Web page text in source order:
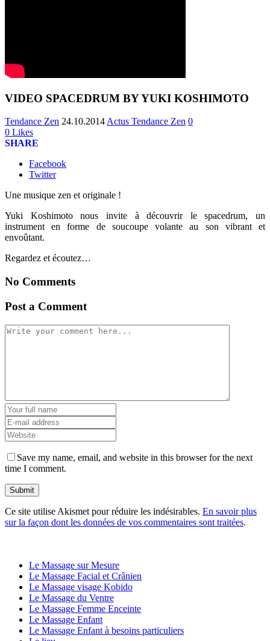
VIDEO SPACEDRUM BY YUKI KOSHIMOTO
Tendance Zen 24.10.2014Actus Tendance Zen 0
0 Likes
SHARE
Facebook
Twitter
Une musique zen et originale !
Yuki Koshimoto nous invite à découvrir le spacedrum, un
instrument en forme de soucoupe volante au son vibrant et
envoûtant.
Regardez et écoutez…
No Comments
Post a Comment
Save my name, email, and website in this browser for the next
time I comment.
Ce site utilise Akismet pour réduire les indésirables. En savoir plus
sur la façon dont les données de vos commentaires sont traitées.
Le Massage sur Mesure
Le Massage Facial et Crânien
Le Massage visage Kobido
Le Massage du Ventre
Le Massage Femme Enceinte
Le Massage Enfant
Le Massage Enfant à besoins particuliers